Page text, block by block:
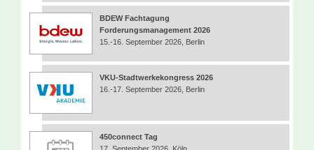
BDEW Fachtagung
Forderungsmanagement 2026
15.-16. September 2026, Berlin
VKU-Stadtwerkekongress 2026
16.-17. September 2026, Berlin
450connect Tag
17. September 2026, Köln